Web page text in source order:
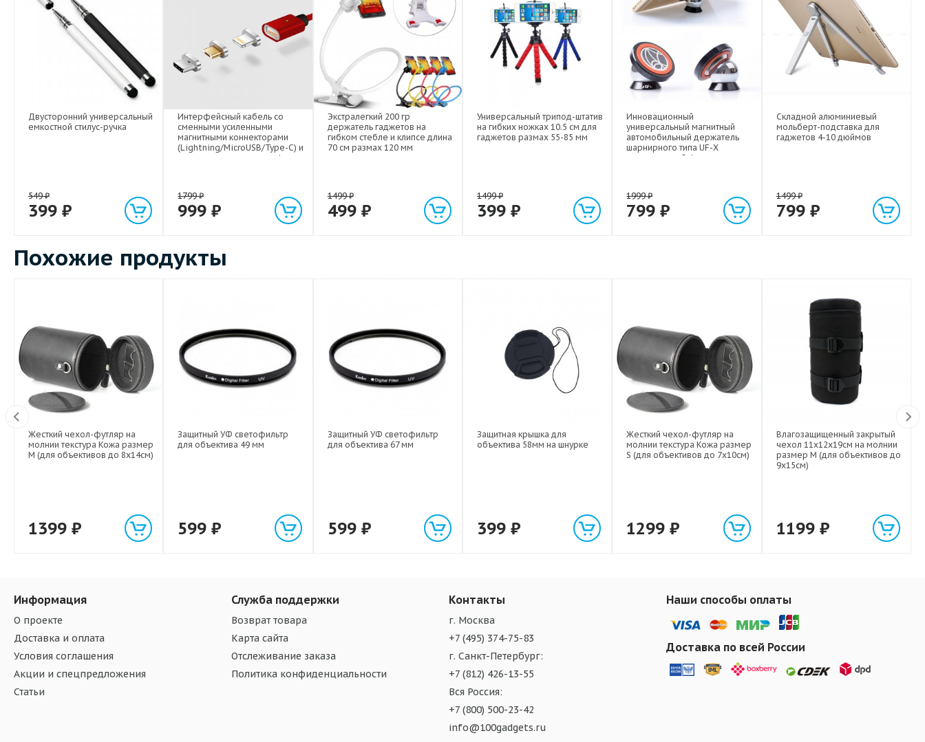
Двусторонний универсальный
емкостной стилус-ручка
549₽
399 ₽
Интерфейсный кабель со
сменными усиленными
магнитными коннекторами
(Lightning/MicroUSB/Type-C) и
световым индикатором 1м
1799₽
999₽
Экстралегкий 200 гр
держатель гаджетов на
гибком стебле и клипсе длина
70 см размах 120 мм
1499₽
499 ₽
Универсальный трипод-штатив
на гибких ножках 10.5 см для
гаджетов размах 55-85 мм
1499₽
399 ₽
Инновационный
универсальный магнитный
автомобильный держатель
шарнирного типа UF-X
экстрасильной фиксации для
1999₽
799₽
Складной алюминиевый
мольберт-подставка для
гаджетов 4-10 дюймов
1499₽
799 ₽
Похожие продукты
Жесткий чехол-футляр на
молнии текстура Кожа размер
M (для объективов до 8х14см)
1399 ₽
Защитный УФ светофильтр
для объектива 49 мм
599₽
Защитный УФ светофильтр
для объектива 67 мм
599 ₽
Защитная крышка для
объектива 58мм на шнурке
399 ₽
Жесткий чехол-футляр на
молнии текстура Кожа размер
S (для объективов до 7х10см)
1299₽
Влагозащищенный закрытый
чехол 11х12х19см на молнии
размер M (для объективов до
9х15см)
1199 ₽
Информация
О проекте
Доставка и оплата
Условия соглашения
Акции и спецпредложения
Статьи
Служба поддержки
Возврат товара
Карта сайта
Отслеживание заказа
Политика конфиденциальности
Контакты
г. Москва
+7 (495) 374-75-83
г. Санкт-Петербург:
+7 (812) 426-13-55
Вся Россия:
+7 (800) 500-23-42
info@100gadgets.ru
Наши способы оплаты
Доставка по всей России